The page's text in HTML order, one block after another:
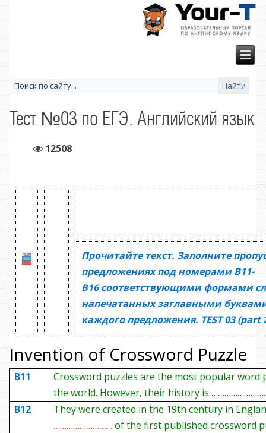
Тест №03 по ЕГЭ. Английский язык
12508
Прочитайте текст. Заполните
предложениях под номерамиВ11-
В16соответствующими формами
напечатанных заглавными
каждого предложения. TEST03(part
Invention of Crossword Puzzle
B11
Crossword puzzles are the most popular word
the world. However, their history is
B12
They were created in the 19th century in
………………………of the first published crossword